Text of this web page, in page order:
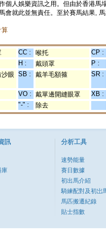
個人娛樂資訊之用。但由於香港
會就此並無責任。至於賽馬結果,
算
CC : 喉托 CP :
H : 戴頭罩 P :
眼 SB : 戴羊毛額箍 SR :
VO : 戴單邊開縫眼罩 XB :
"-" : 除去
訊
庫
分析工具
速勢能量
賽日數據
初出馬介紹
騎練配對及初岀
馬匹搬遷紀錄
貼士指數